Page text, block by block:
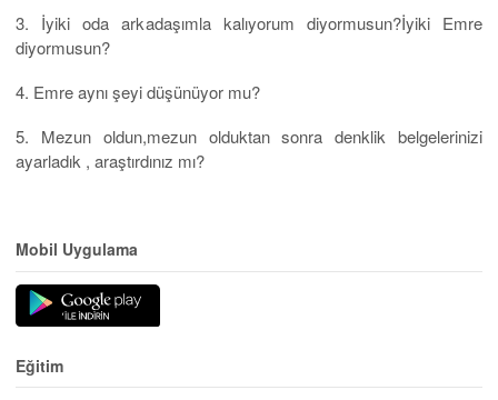
3. İyiki oda arkadaşımla kalıyorum diyormusun?İyiki Emre
diyormusun?
4. Emre aynı şeyi düşünüyor mu?
5. Mezun oldun,mezun olduktan sonra denklik belgelerinizi
ayarladık , araştırdınız mı?
Mobil Uygulama
Eğitim